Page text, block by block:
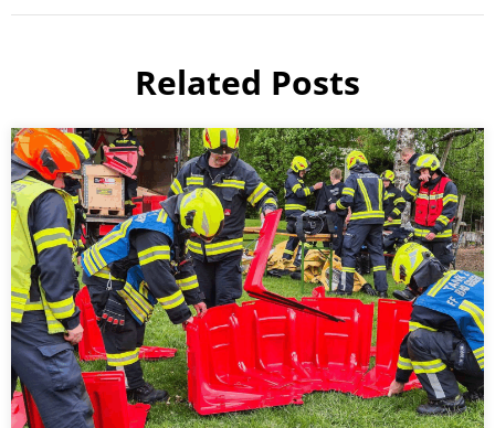
Related Posts